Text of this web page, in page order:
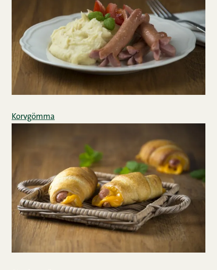
Korvgömma